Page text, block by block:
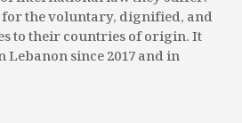
for the voluntary, dignified, and
to their countries of origin. It
since 2017 and in